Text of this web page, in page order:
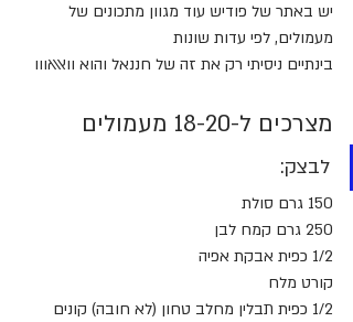
יש באתר של פודיש עוד מגוון מתכונים של
מעמולים, לפי עדות שונות
בינתיים ניסיתי רק את זה של חננאל והוא וואאאווו
מצרכים ל-18-20 מעמולים
לבצק:
150 גרם סולת
250 גרם קמח לבן
1/2 כפית אבקת אפיה
קורט מלח
1/2 כפית תבלין מחלב טחון (לא חובה) קונים